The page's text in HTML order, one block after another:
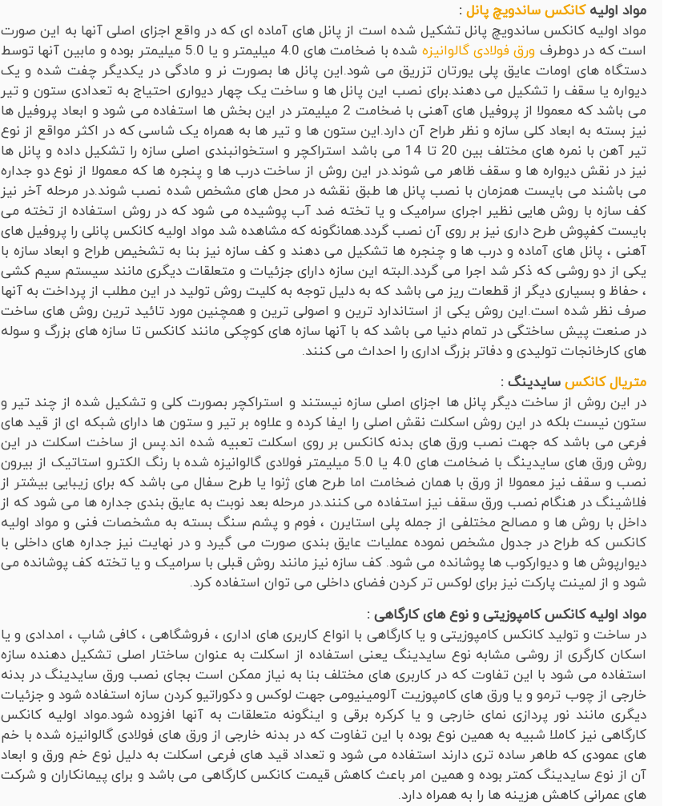
مواد اولیه کانکس ساندویچ پانل :
مواد اولیه کانکس ساندویچ پانل تشکیل شده است از پانل های آماده ای که در واقع اجزای اصلی آنها به این صورت
است که در دوطرف ورق فولادی گالوانیزه
شده با ضخامت های 4.0 میلیمتر و یا 5.0 میلیمتر بوده و مابین آنها توسط
دستگاه های اومات عایق پلی یورتان تزریق می شود.این پانل ها بصورت نر و مادگی در یکدیگر چفت شده و یک
دیواره یا سقف را تشکیل می دهند.برای نصب این پانل ها و ساخت یک چهار دیواری احتیاج به تعدادی ستون و تیر
می باشد که معمولا از پروفیل های آهنی با ضخامت 2 میلیمتر در این بخش ها استفاده می شود و ابعاد پروفیل ها
نیز بسته به ابعاد کلی سازه و نظر طراح آن دارد.این ستون ها و تیر ها به همراه یک شاسی که در اکثر مواقع از نوع
تیر آهن با نمره های مختلف بین 20 تا 14 می باشد استراکچر و استخوانبندی اصلی سازه را تشکیل داده و پانل ها
نیز در نقش دیواره ها و سقف ظاهر می شوند.در این روش از ساخت درب ها و پنجره ها که معمولا از نوع دو جداره
می باشند می بایست همزمان با نصب پانل ها طبق نقشه در محل های مشخص شده نصب شوند.در مرحله آخر نیز
کف سازه با روش هایی نظیر اجرای سرامیک و یا تخته ضد آب پوشیده می شود که در روش استفاده از تخته می
بایست کفپوش طرح داری نیز بر روی آن نصب گردد.همانگونه که مشاهده شد مواد اولیه کانکس پانلی را پروفیل های
آهنی ، پانل های آماده و درب ها و چنجره ها تشکیل می دهند و کف سازه نیز بنا به تشخیص طراح و ابعاد سازه با
یکی از دو روشی که ذکر شد اجرا می گردد.البته این سازه دارای جزئیات و متعلقات دیگری مانند سیستم سیم کشی
، حفاظ و بسیاری دیگر از قطعات ریز می باشد که به دلیل توجه به کلیت روش تولید در این مطلب از پرداخت به آنها
صرف نظر شده است.این روش یکی از استاندارد ترین و اصولی ترین و همچنین مورد تائید ترین روش های ساخت
در صنعت پیش ساختگی در تمام دنیا می باشد که با آنها سازه های کوچکی مانند کانکس تا سازه های بزرگ و سوله
های کارخانجات تولیدی و دفاتر بزرگ اداری را احداث می کنند.
متریال کانکس سایدینگ :
در این روش از ساخت دیگر پانل ها اجزای اصلی سازه نیستند و استراکچر بصورت کلی و تشکیل شده از چند تیر و
ستون نیست بلکه در این روش اسکلت نقش اصلی را ایفا کرده و علاوه بر تیر و ستون ها دارای شبکه ای از قید های
فرعی می باشد که جهت نصب ورق های بدنه کانکس بر روی اسکلت تعبیه شده اند.پس از ساخت اسکلت در این
روش ورق های سایدینگ با ضخامت های 4.0 یا 5.0 میلیمتر فولادی گالوانیزه شده با رنگ الکترو استاتیک از بیرون
نصب و سقف نیز معمولا از ورق با همان ضخامت اما طرح های ژنوا یا طرح سفال می باشد که برای زیبایی بیشتر از
فلاشینگ در هنگام نصب ورق سقف نیز استفاده می کنند.در مرحله بعد نوبت به عایق بندی جداره ها می شود که از
داخل با روش ها و مصالح مختلفی از جمله پلی استایرن ، فوم و پشم سنگ بسته به مشخصات فنی و مواد اولیه
کانکس که طراح در جدول مشخص نموده عملیات عایق بندی صورت می گیرد و در نهایت نیز جداره های داخلی با
دیوارپوش ها و دیوارکوب ها پوشانده می شود. کف سازه نیز مانند روش قبلی با سرامیک و یا تخته کف پوشانده می
شود و از لمینت پارکت نیز برای لوکس تر کردن فضای داخلی می توان استفاده کرد.
مواد اولیه کانکس کامپوزیتی و نوع های کارگاهی :
در ساخت و تولید کانکس کامپوزیتی و یا کارگاهی با انواع کاربری های اداری ، فروشگاهی ، کافی شاپ ، امدادی و یا
اسکان کارگری از روشی مشابه نوع سایدینگ یعنی استفاده از اسکلت به عنوان ساختار اصلی تشکیل دهنده سازه
استفاده می شود با این تفاوت که در کاربری های مختلف بنا به نیاز ممکن است بجای نصب ورق سایدینگ در بدنه
خارجی از چوب ترمو و یا ورق های کامپوزیت آلومینیومی جهت لوکس و دکوراتیو کردن سازه استفاده شود و جزئیات
دیگری مانند نور پردازی نمای خارجی و یا کرکره برقی و اینگونه متعلقات به آنها افزوده شود.مواد اولیه کانکس
کارگاهی نیز کاملا شبیه به همین نوع بوده با این تفاوت که در بدنه خارجی از ورق های فولادی گالوانیزه شده با خم
های عمودی که طاهر ساده تری دارند استفاده می شود و تعداد قید های فرعی اسکلت به دلیل نوع خم ورق و ابعاد
آن از نوع سایدینگ کمتر بوده و همین امر باعث کاهش قیمت کانکس کارگاهی می باشد و برای پیمانکاران و شرکت
های عمرانی کاهش هزینه ها را به همراه دارد.